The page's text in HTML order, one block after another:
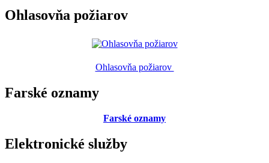
Ohlasovňa požiarov
Ohlasovňa požiarov
Farské oznamy
Farské oznamy
Elektronické služby